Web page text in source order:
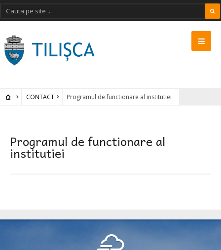
CONTACT Programul de functionare al institutiei
Programul de functionare al
institutiei